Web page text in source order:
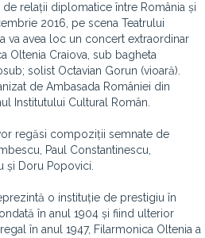
de relații diplomatice între România și
2016, pe scena Teatrului
va avea loc un concert extraordinar
Oltenia Craiova, sub bagheta
solist Octavian Gorun (vioară).
de Ambasada României din
Institutului Cultural Român.
regăsi compoziții semnate de
Paul Constantinescu,
și Doru Popovici.
o instituție de prestigiu în
în anul 1904 și fiind ulterior
în anul 1947, Filarmonica Oltenia a